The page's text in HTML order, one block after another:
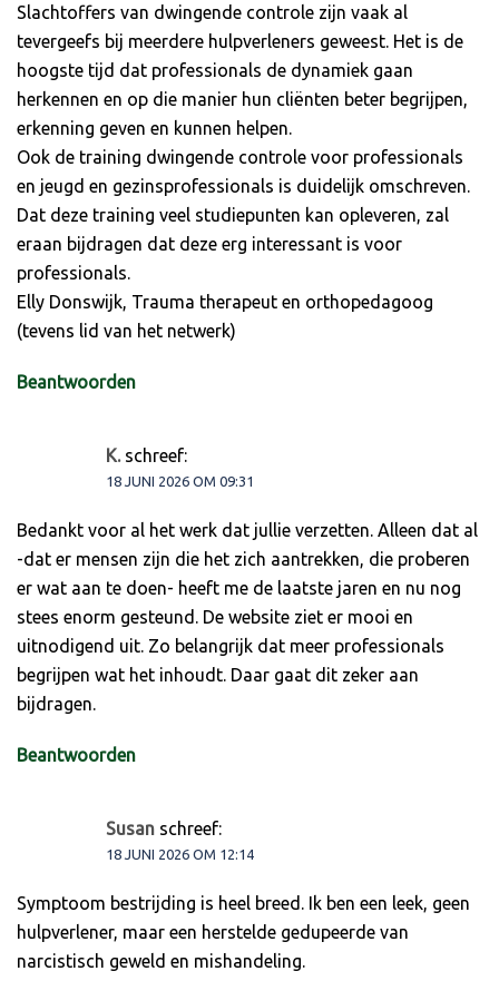
Slachtoffers van dwingende controle zijn vaak al
tevergeefs bij meerdere hulpverleners geweest. Het is de
hoogste tijd dat professionals de dynamiek gaan
herkennen en op die manier hun cliënten beter begrijpen,
erkenning geven en kunnen helpen.
Ook de training dwingende controle voor professionals
en jeugd en gezinsprofessionals is duidelijk omschreven.
Dat deze training veel studiepunten kan opleveren, zal
eraan bijdragen dat deze erg interessant is voor
professionals.
Elly Donswijk, Trauma therapeut en orthopedagoog
(tevens lid van het netwerk)
Beantwoorden
K. schreef:
18 JUNI 2026 OM 09:31
Bedankt voor al het werk dat jullie verzetten. Alleen dat al
-dat er mensen zijn die het zich aantrekken, die proberen
er wat aan te doen- heeft me de laatste jaren en nu nog
stees enorm gesteund. De website ziet er mooi en
uitnodigend uit. Zo belangrijk dat meer professionals
begrijpen wat het inhoudt. Daar gaat dit zeker aan
bijdragen.
Beantwoorden
Susan schreef:
18 JUNI 2026 OM 12:14
Symptoom bestrijding is heel breed. Ik ben een leek, geen
hulpverlener, maar een herstelde gedupeerde van
narcistisch geweld en mishandeling.